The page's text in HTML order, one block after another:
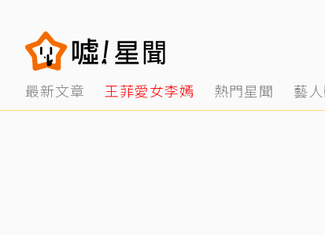
最新文章 王菲愛女李嫣 熱門星聞 藝